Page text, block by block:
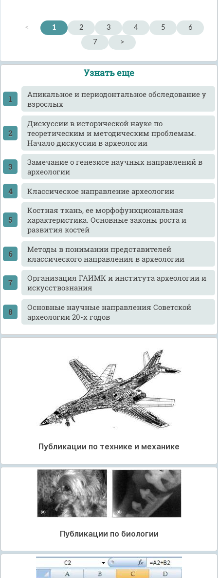
< 1 2 3 4 5
6
7
>
Узнать еще
Апикальное и периодонтальное обследование у
взрослых
Дискуссии в исторической науке по
теоретическим и методическим проблемам.
Начало дискуссии в археологии
Замечание о генезисе научных направлений в
археологии
Классическое направление археологии
Костная ткань, ее морфофункциональная
характеристика. Основные законы роста и
развития костей
Методы в понимании представителей
классического направления в археологии
Организация ГАИМК и института археологии и
искусствознания
Основные научные направления Советской
археологии 20-х годов
Публикации по технике и механике
Публикации по биологии